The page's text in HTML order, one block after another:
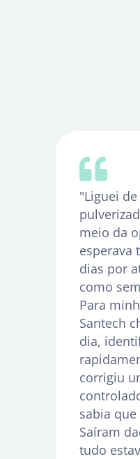
"Liguei
meio da
esperava
dias por
como
Para
Santech
dia,
corrigiu
sabia
Saíram
tudo